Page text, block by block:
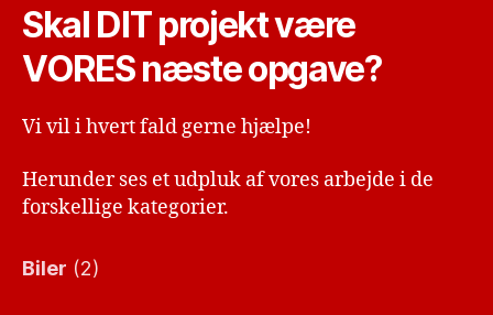
Skal DIT projekt være
VORES næste opgave?
Vi vil i hvert fald gerne hjælpe!
Herunder ses et udpluk af vores arbejde i de
forskellige kategorier.
Biler (2)